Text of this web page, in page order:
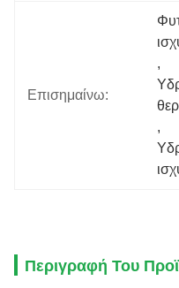
Επισημαίνω:
,
,
Περιγραφή Του